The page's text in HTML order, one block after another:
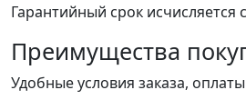
Гарантийный срок исчисляется
Преимущества
Удобные условия заказа,